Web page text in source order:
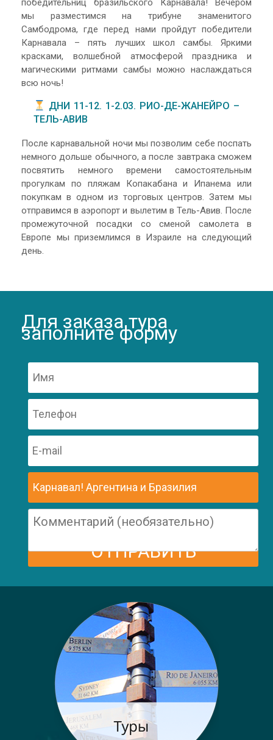
победительниц бразильского Карнавала! Вечером
мы разместимся на трибуне знаменитого
Самбодрома, где перед нами пройдут победители
Карнавала – пять лучших школ самбы. Яркими
красками, волшебной атмосферой праздника и
магическими ритмами самбы можно наслаждаться
всю ночь!
ДНИ 11-12. 1-2.03. РИО-ДЕ-ЖАНЕЙРО –
ТЕЛЬ-АВИВ
После карнавальной ночи мы позволим себе поспать
немного дольше обычного, а после завтрака сможем
посвятить немного времени самостоятельным
прогулкам по пляжам Копакабана и Ипанема или
покупкам в одном из торговых центров. Затем мы
отправимся в аэропорт и вылетим в Тель-Авив. После
промежуточной посадки со сменой самолета в
Европе мы приземлимся в Израиле на следующий
день.
Для заказа тура
заполните форму